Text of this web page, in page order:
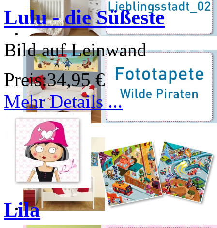
Lulu - die Süßeste
Bild auf Leinwand
Preis:34,95 €
Mehr Details ...
Lila